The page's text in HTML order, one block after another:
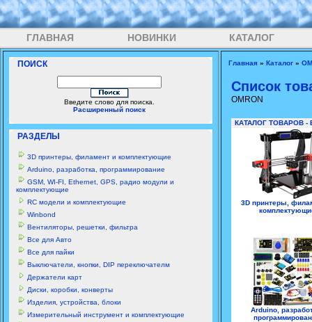
ГЛАВНАЯ НОВИНКИ КАТАЛОГ
ПОИСК
Введите слово для поиска.
Расширенный поиск
РАЗДЕЛЫ
3D принтеры, филамент и комплектующие
Arduino, разработка, программирование
GSM, WI-FI, Ethernet, GPS, радио модули и
комплектующие
RC модели и комплектующие
Winbond
Вентиляторы, решетки, фильтра
Все для Авто
Все для пайки
Выключатели, кнопки, DIP переключателм
Держатели карт
Диски, коробки, конверты
Изделия, устройства, блоки
Измерительный инструмент и комплектующие
Главная » Каталог »
Список
OMRON
КАТАЛОГ ТОВАРОВ
3D принтеры,
Arduino,